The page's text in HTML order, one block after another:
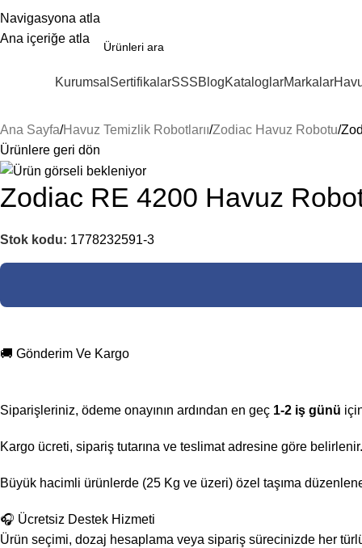
Navigasyona atla
Ana içeriğe atla
Kurumsal SertifikalarSSSBlogKataloglarMarkalar
Ana Sayfa Havuz Temizlik Robotlarıı Zodiac Havuz Robotu
Ürünlere geri dön
Zodiac RE 4200 Havuz
Stok kodu: 1778232591-3
🚚 Gönderim Ve Kargo
Siparişleriniz, ödeme onayının ardından en geç 1-2 iş günü
Kargo ücreti, sipariş tutarına ve teslimat adresine göre
Büyük hacimli ürünlerde (25 Kg ve üzeri) özel taşıma
🎧 Ücretsiz Destek Hizmeti
Ürün seçimi, dozaj hesaplama veya sipariş sürecinizde her